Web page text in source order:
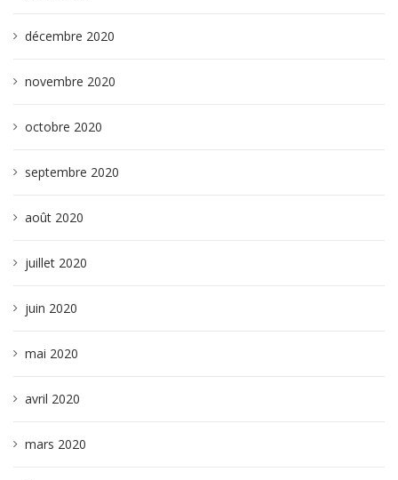
décembre 2020
novembre 2020
octobre 2020
septembre 2020
août 2020
juillet 2020
juin 2020
mai 2020
avril 2020
mars 2020